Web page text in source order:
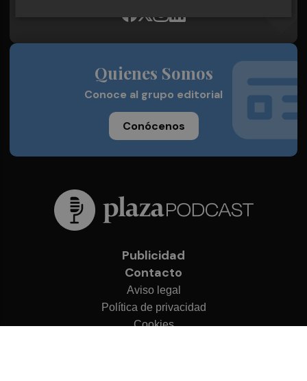
Quienes Somos
Conoce al grupo editorial
Conócenos
Publicidad
Contacto
Aviso legal
Política de privacidad
Cookies